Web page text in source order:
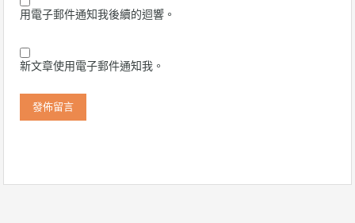
用電子郵件通知我後續的迴響。
新文章使用電子郵件通知我。